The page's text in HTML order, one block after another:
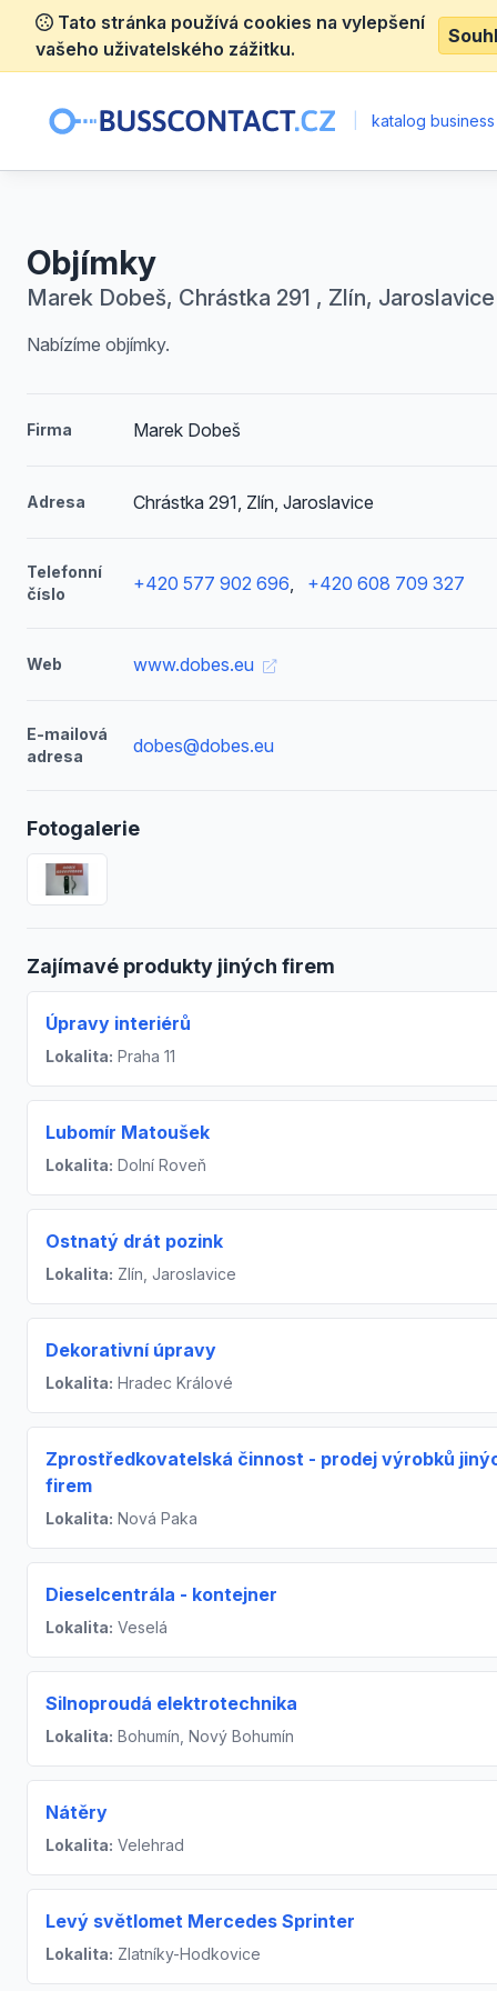
Tato stránka používá cookies na vylepšení
vašeho uživatelského zážitku.
katalog
Objímky
Marek Dobeš, Chrástka 291 , Zlín, Jaroslavice
Nabízíme objímky.
Firma Marek Dobeš
Adresa Chrástka 291, Zlín, Jaroslavice
Telefonní
číslo
+420 577 902 696, +420 608 709 327
Web www.dobes.eu
E-mailová
adresa
dobes@dobes.eu
Fotogalerie
Zajímavé produkty jiných firem
Úpravy interiérů
Lokalita: Praha 11
Lubomír Matoušek
Lokalita: Dolní Roveň
Ostnatý drát pozink
Lokalita: Zlín, Jaroslavice
Dekorativní úpravy
Lokalita: Hradec Králové
Zprostředkovatelská činnost - prodej výrobků
firem
Lokalita: Nová Paka
Dieselcentrála - kontejner
Lokalita: Veselá
Silnoproudá elektrotechnika
Lokalita: Bohumín, Nový Bohumín
Nátěry
Lokalita: Velehrad
Levý světlomet Mercedes Sprinter
Lokalita: Zlatníky-Hodkovice